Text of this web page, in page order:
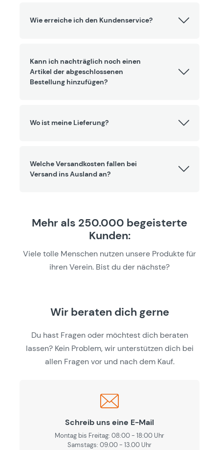
Wie erreiche ich den Kundenservice?
Kann ich nachträglich noch einen
Artikel der abgeschlossenen
Bestellung hinzufügen?
Wo ist meine Lieferung?
Welche Versandkosten fallen bei
Versand ins Ausland an?
Mehr als 250.000 begeisterte
Kunden:
Viele tolle Menschen nutzen unsere Produkte für
ihren Verein. Bist du der nächste?
Wir beraten dich gerne
Du hast Fragen oder möchtest dich beraten
lassen? Kein Problem, wir unterstützen dich bei
allen Fragen vor und nach dem Kauf.
Schreib uns eine E-Mail
Montag bis Freitag: 08:00 - 18:00 Uhr
Samstags: 09.00 - 13.00 Uhr